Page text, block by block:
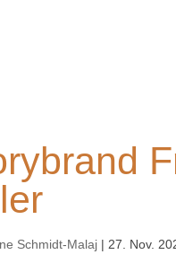
Schmidt-Malaj | 27. Nov.